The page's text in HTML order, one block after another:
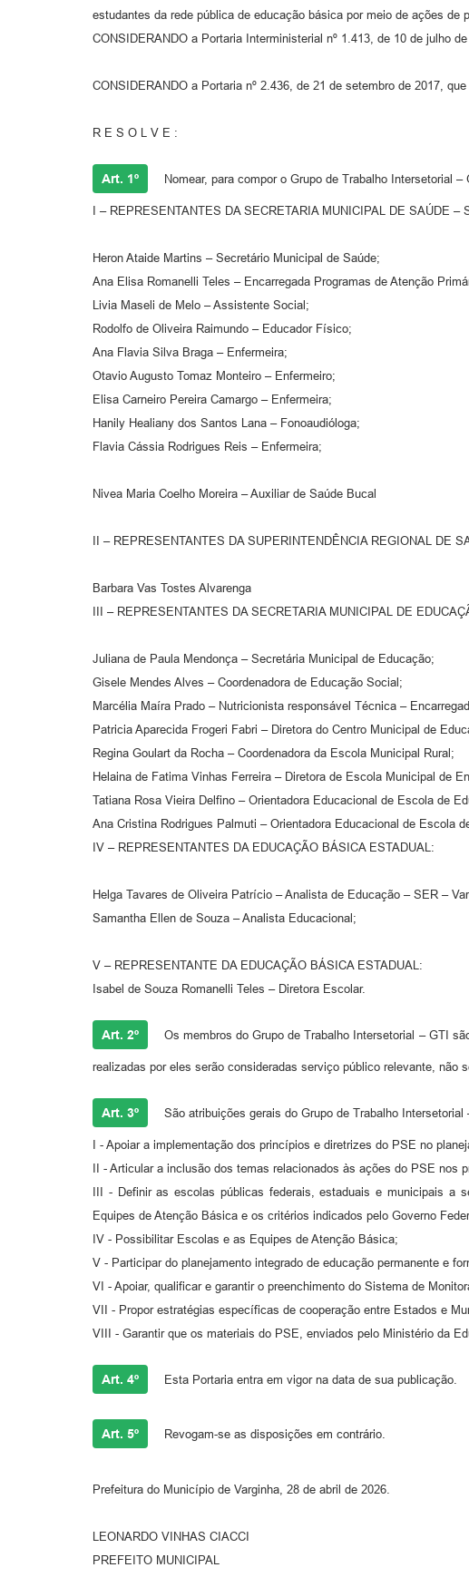
estudantes da rede pública de educação básica por meio de ações de
CONSIDERANDO a Portaria Interministerial nº 1.413, de 10 de julho
CONSIDERANDO a Portaria nº 2.436, de 21 de setembro de 2017,
R E S O L V E :
Art. 1º Nomear, para compor o Grupo de Trabalho Intersetorial
I – REPRESENTANTES DA SECRETARIA MUNICIPAL DE SAÚDE –
Heron Ataide Martins – Secretário Municipal de Saúde;
Ana Elisa Romanelli Teles – Encarregada Programas de Atenção
Livia Maseli de Melo – Assistente Social;
Rodolfo de Oliveira Raimundo – Educador Físico;
Ana Flavia Silva Braga – Enfermeira;
Otavio Augusto Tomaz Monteiro – Enfermeiro;
Elisa Carneiro Pereira Camargo – Enfermeira;
Hanily Healiany dos Santos Lana – Fonoaudióloga;
Flavia Cássia Rodrigues Reis – Enfermeira;
Nivea Maria Coelho Moreira – Auxiliar de Saúde Bucal
II – REPRESENTANTES DA SUPERINTENDÊNCIA REGIONAL DE
Barbara Vas Tostes Alvarenga
III – REPRESENTANTES DA SECRETARIA MUNICIPAL DE
Juliana de Paula Mendonça – Secretária Municipal de Educação;
Gisele Mendes Alves – Coordenadora de Educação Social;
Marcélia Maíra Prado – Nutricionista responsável Técnica –
Patricia Aparecida Frogeri Fabri – Diretora do Centro Municipal de
Regina Goulart da Rocha – Coordenadora da Escola Municipal Rural;
Helaina de Fatima Vinhas Ferreira – Diretora de Escola Municipal de
Tatiana Rosa Vieira Delfino – Orientadora Educacional de Escola de
Ana Cristina Rodrigues Palmuti – Orientadora Educacional de Escola
IV – REPRESENTANTES DA EDUCAÇÃO BÁSICA ESTADUAL:
Helga Tavares de Oliveira Patrício – Analista de Educação – SER –
Samantha Ellen de Souza – Analista Educacional;
V – REPRESENTANTE DA EDUCAÇÃO BÁSICA ESTADUAL:
Isabel de Souza Romanelli Teles – Diretora Escolar.
Art. 2º Os membros do Grupo de Trabalho Intersetorial – GTI
realizadas por eles serão consideradas serviço público relevante, não
Art. 3º São atribuições gerais do Grupo de Trabalho Intersetorial
I - Apoiar a implementação dos princípios e diretrizes do PSE no
II - Articular a inclusão dos temas relacionados às ações do PSE nos
III - Definir as escolas públicas federais, estaduais e municipais a
Equipes de Atenção Básica e os critérios indicados pelo Governo
IV - Possibilitar Escolas e as Equipes de Atenção Básica;
V - Participar do planejamento integrado de educação permanente e
VI - Apoiar, qualificar e garantir o preenchimento do Sistema de
VII - Propor estratégias específicas de cooperação entre Estados e
VIII - Garantir que os materiais do PSE, enviados pelo Ministério da
Art. 4º Esta Portaria entra em vigor na data de sua publicação.
Art. 5º Revogam-se as disposições em contrário.
Prefeitura do Município de Varginha, 28 de abril de 2026.
LEONARDO VINHAS CIACCI
PREFEITO MUNICIPAL